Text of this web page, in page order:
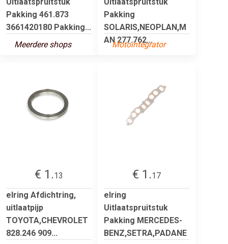
Pakking 461.873
3661420180 Pakking...
Meerdere shops
Pakking
SOLARIS,NEOPLAN,M
AN 277.762...
Motointegrator
€ 1.13
elring Afdichtring,
uitlaatpijp
TOYOTA,CHEVROLET
828.246 909...
€ 1.17
elring
Uitlaatspruitstuk
Pakking MERCEDES-
BENZ,SETRA,PADANE